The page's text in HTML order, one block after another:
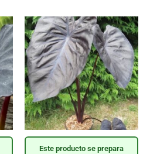
variantes.
Las
opciones
se
pueden
elegir
en
la
página
se
en
la
Este producto se prepara